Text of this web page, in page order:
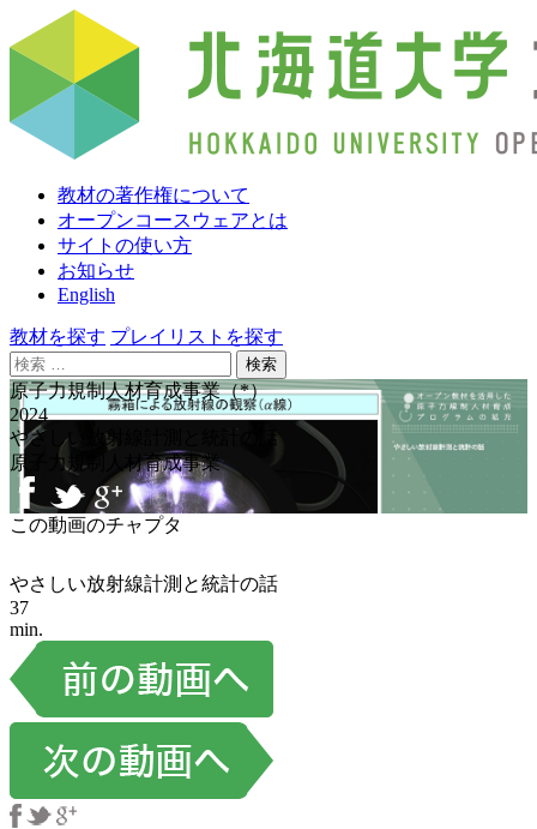
教材の著作権について
オープンコースウェアとは
サイトの使い方
お知らせ
English
教材を探す プレイリストを探す
検
索:
原子力規制人材育成事業（*）
2024
やさしい放射線計測と統計の話
原子力規制人材育成事業
この動画のチャプタ
やさしい放射線計測と統計の話
37
min.